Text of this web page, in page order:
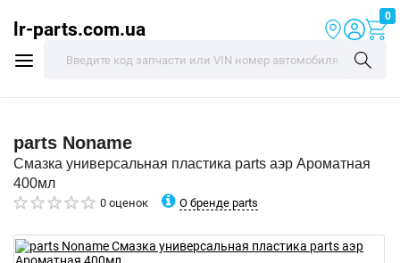
lr-parts.com.ua
0
parts Noname
Смазка универсальная пластика parts аэр Ароматная
400мл
0 оценок О бренде parts